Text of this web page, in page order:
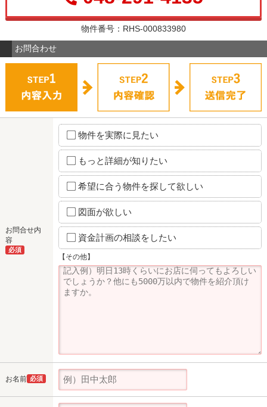
物件番号：RHS-000833980
お問合わせ
お問合せ内
容
必須
物件を実際に見たい
もっと詳細が知りたい
希望に合う物件を探して欲しい
図面が欲しい
資金計画の相談をしたい
【その他】
お名前 必須